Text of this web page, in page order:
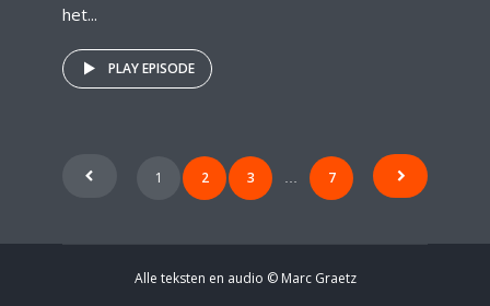
het...
PLAY EPISODE
1 2 3 … 7
Alle teksten en audio © Marc Graetz